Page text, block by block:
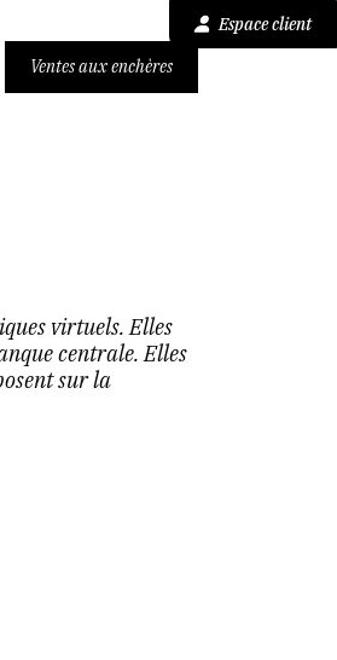
Espace client
Ventes aux enchères
virtuels. Elles
centrale. Elles
sur la